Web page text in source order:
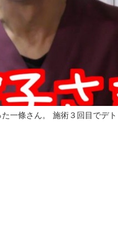
一條さん。 施術３回目でデ